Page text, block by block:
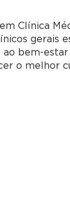
Clínica
gerais
bem-
o melhor